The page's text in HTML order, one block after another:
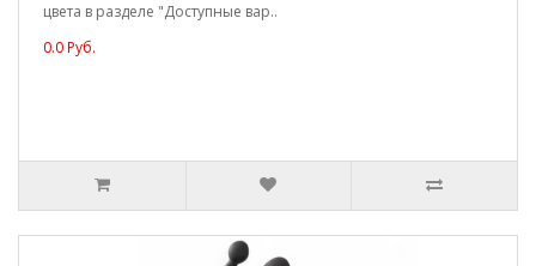
цвета в разделе "Доступные вар..
0.0 Руб.